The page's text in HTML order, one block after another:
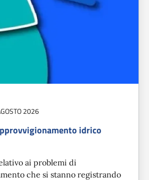
2026
idrico
ai problemi di
che si stanno registrando